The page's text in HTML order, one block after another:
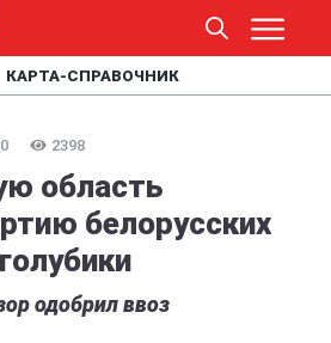
КАРТА-СПРАВОЧНИК
2398
область
белорусских
одобрил ввоз